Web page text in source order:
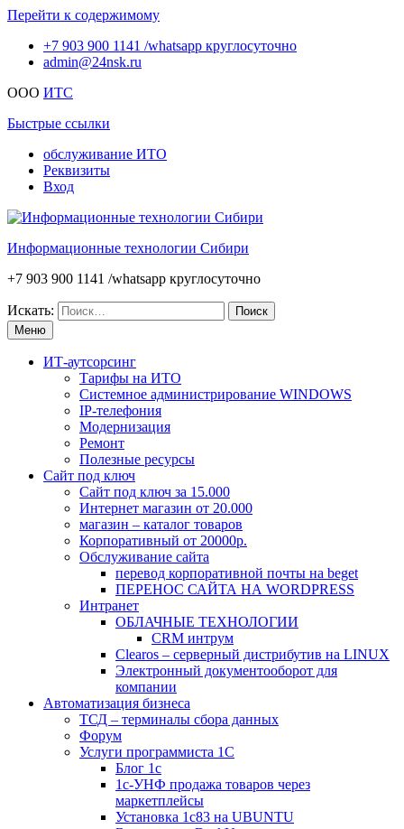
Перейти к содержимому
+7 903 900 1141 /whatsapp круглосуточно
admin@24nsk.ru
ООО ИТС
Быстрые ссылки
обслуживание ИТО
Реквизиты
Вход
Информационные технологии Сибири
+7 903 900 1141 /whatsapp круглосуточно
Искать:
Меню
ИТ-аутсорсинг
Тарифы на ИТО
Системное администрирование WINDOWS
IP-телефония
Модернизация
Ремонт
Полезные ресурсы
Сайт под ключ
Сайт под ключ за 15.000
Интернет магазин от 20.000
магазин – каталог товаров
Корпоративный от 20000р.
Обслуживание сайта
перевод корпоративной почты на beget
ПЕРЕНОС САЙТА НА WORDPRESS
Интранет
ОБЛАЧНЫЕ ТЕХНОЛОГИИ
CRM интрум
Сlearos – серверный дистрибутив на LINUX
Электронный документооборот для
компании
Автоматизация бизнеса
ТСД – терминалы сбора данных
Форум
Услуги программиста 1С
Блог 1с
1с-УНФ продажа товаров через
маркетплейсы
Установка 1с83 на UBUNTU